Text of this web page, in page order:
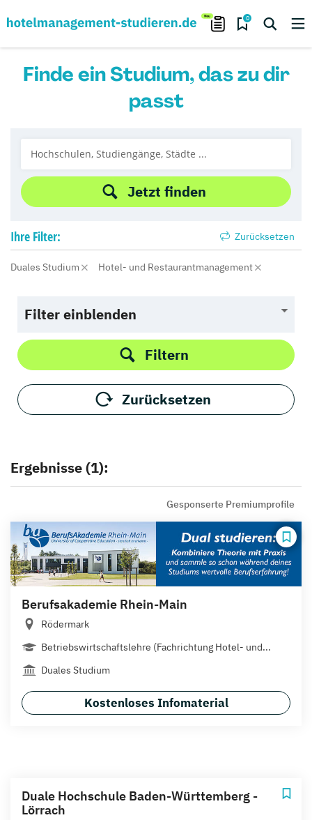
0
Finde ein Studium, das zu dir
passt
Jetzt finden
Ihre Filter: Zurücksetzen
Duales Studium Hotel- und Restaurantmanagement
Filter einblenden
Filtern
Zurücksetzen
Ergebnisse (1):
Gesponserte Premiumprofile
Berufsakademie Rhein-Main
Rödermark
Betriebswirtschaftslehre (Fachrichtung Hotel- und...
Duales Studium
Kostenloses Infomaterial
Duale Hochschule Baden-Württemberg -
Lörrach